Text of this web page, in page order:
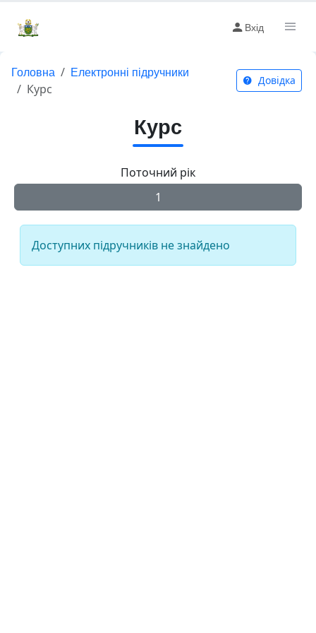
Вхід
Головна Електронні підручники
Курс
Довідка
Курс
Поточний рік
1
Доступних підручників не знайдено